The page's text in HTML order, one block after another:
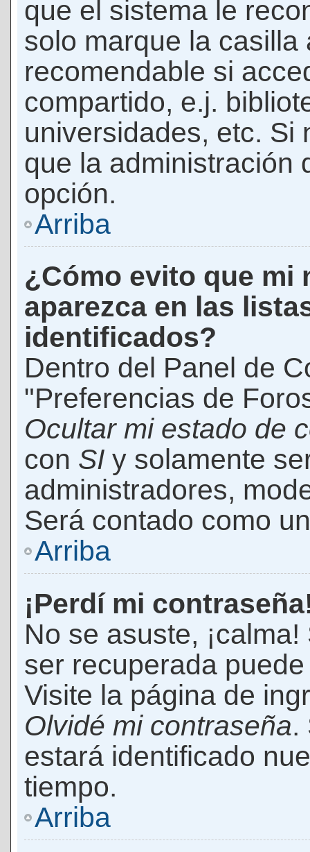
que el sistema le
solo marque la casilla
recomendable si
compartido, e.j.
universidades, etc. Si
que la administración
opción.
Arriba
¿Cómo evito que mi
aparezca en las
identificados?
Dentro del Panel de
"Preferencias de
Ocultar mi estado de
con SI y solamente
administradores,
Será contado como
Arriba
¡Perdí mi
No se asuste,
ser recuperada
Visite la página de
Olvidé mi contraseña.
estará identificado
tiempo.
Arriba